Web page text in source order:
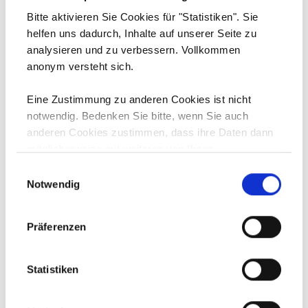
Bitte aktivieren Sie Cookies für "Statistiken". Sie
helfen uns dadurch, Inhalte auf unserer Seite zu
analysieren und zu verbessern. Vollkommen
anonym versteht sich.
Eine Zustimmung zu anderen Cookies ist nicht
notwendig. Bedenken Sie bitte, wenn Sie auch
anderen Cookies zustimmen, dass ihre Daten dann
Werbezwecke, Personalisierung, etc.
Notwendig
Präferenzen
Statistiken
pauschale
Bis zum 14. April 2023 war es möglich sich
bei der AWS für den
Energiekostenzuschuss für das 4. Quartal